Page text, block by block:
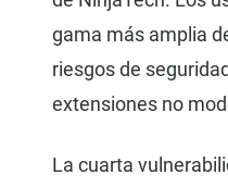
gama más amplia
riesgos de
extensiones no
La cuarta